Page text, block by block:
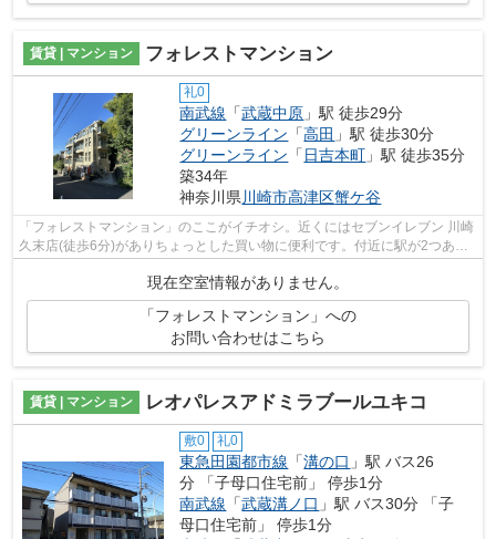
賃貸 | マンション フォレストマンション
礼0
南武線 「武蔵中原 」駅 徒歩29分
グリーンライン 「高田 」駅 徒歩30分
グリーンライン 「 日吉本町 」駅 徒歩35分
築34年
神奈川県 川崎市高津区蟹ケ谷
「フォレストマンション」のここがイチオシ。近くにはセブンイレブン 川崎
久末店(徒歩6分)がありちょっとした買い物に便利です。付近に駅が2つある
現在空室情報がありません。
「フォレストマンション」への
お問い合わせはこちら
賃貸 | マンション レオパレスアドミラブールユキコ
敷0 礼0
東急田園都市線 「溝の口 」駅 バス26
分 「子母口住宅前」 停歩1分
南武線 「武蔵溝ノ口 」駅 バス30分 「子
母口住宅前」 停歩1分